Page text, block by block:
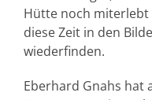
Hütte noch
diese Zeit in den
wiederfinden.
Eberhard Gnahs hat